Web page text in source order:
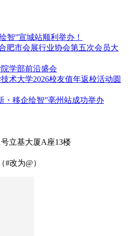
智”宣城站顺利举办！
肥市会展行业协会第五次会员大
学部前沿盛会
术大学2026校友值年返校活动圆
・移企绘智”亳州站成功举办
立基大厦A座13楼
#改为@）